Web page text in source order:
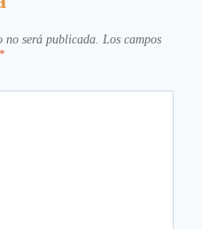
no será publicada. Los campos
*